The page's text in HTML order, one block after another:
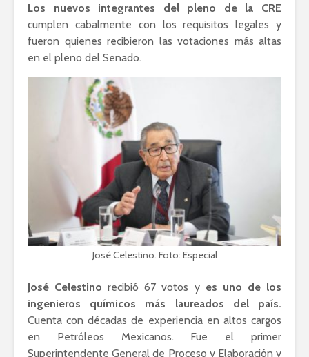
Los nuevos integrantes del pleno de la CRE
cumplen cabalmente con los requisitos legales y
fueron quienes recibieron las votaciones más altas
en el pleno del Senado.
José Celestino. Foto: Especial
José Celestino recibió 67 votos y es uno de los
ingenieros químicos más laureados del país.
Cuenta con décadas de experiencia en altos cargos
en Petróleos Mexicanos. Fue el primer
Superintendente General de Proceso y Elaboración y